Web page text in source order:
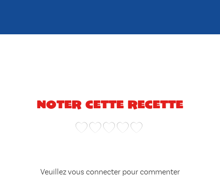
Noter cette recette
Veuillez vous connecter pour commenter